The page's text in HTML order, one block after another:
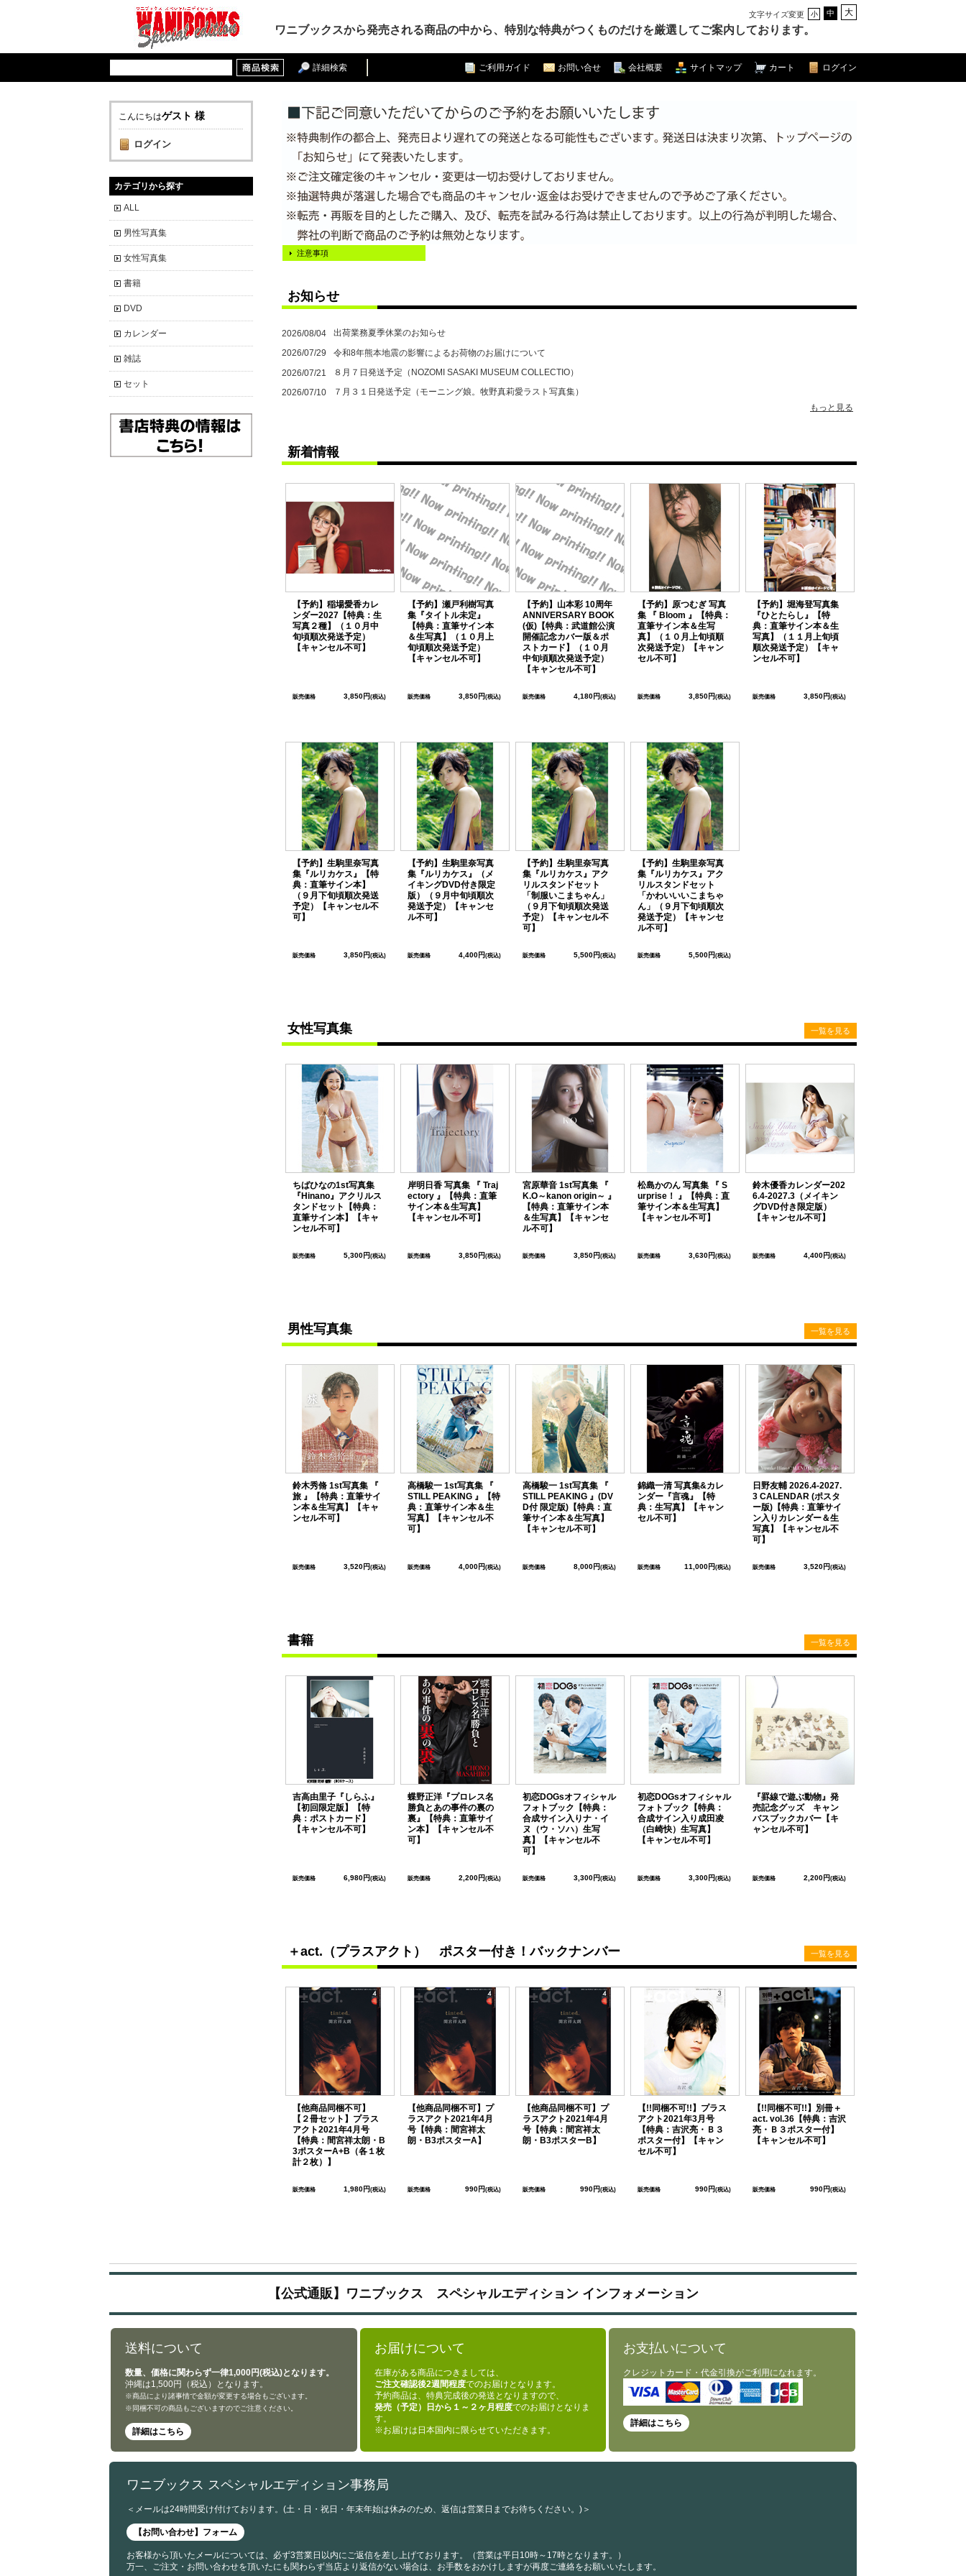
文字サイズ変更 小 中 大
ワニブックスから発売される商品の中から、特別な特典がつくものだけを厳選してご案内しております。
詳細検索 ログイン
カート
サイトマップ
会社概要
お問い合せ
ご利用ガイド
こんにちはゲスト 様
ログイン
カテゴリから探す
ALL
男性写真集
女性写真集
書籍
DVD
カレンダー
雑誌
セット
注意事項
お知らせ
2026/08/04 出荷業務夏季休業のお知らせ
2026/07/29 令和8年熊本地震の影響によるお荷物のお届けについて
2026/07/21 ８月７日発送予定（NOZOMI SASAKI MUSEUM COLLECTIO）
2026/07/10
７月３１日発送予定（モーニング娘。牧野真莉愛ラスト写真集）
もっと見る
新着情報
【予約】稲場愛香カレ
ンダー2027【特典：生
写真２種】（１０月中
旬頃順次発送予定）
【キャンセル不可】
販売価格 3,850円(税込)
【予約】瀬戸利樹写真
集『タイトル未定』
【特典：直筆サイン本
＆生写真】（１０月上
旬頃順次発送予定）
【キャンセル不可】
販売価格 3,850円(税込)
【予約】山本彩 10周年
ANNIVERSARY BOOK
(仮)【特典：武道館公演
開催記念カバー版＆ポ
ストカード】（１０月
中旬頃順次発送予定）
【キャンセル不可】
販売価格 4,180円(税込)
【予約】原つむぎ 写真
集 『 Bloom 』【特典：
直筆サイン本＆生写
真】（１０月上旬頃順
次発送予定）【キャン
セル不可】
販売価格 3,850円(税込)
【予約】堀海登写真集
『ひとたらし』【特
典：直筆サイン本＆生
写真】（１１月上旬頃
順次発送予定）【キャ
ンセル不可】
販売価格 3,850円(税込)
【予約】生駒里奈写真
集『ルリカケス』【特
典：直筆サイン本】
（９月下旬頃順次発送
予定）【キャンセル不
可】
販売価格 3,850円(税込)
【予約】生駒里奈写真
集『ルリカケス』（メ
イキングDVD付き限定
版）（９月中旬頃順次
発送予定）【キャンセ
ル不可】
販売価格 4,400円(税込)
【予約】生駒里奈写真
集『ルリカケス』アク
リルスタンドセット
「制服いこまちゃん」
（９月下旬頃順次発送
予定）【キャンセル不
可】
販売価格 5,500円(税込)
【予約】生駒里奈写真
集『ルリカケス』アク
リルスタンドセット
「かわいいいこまちゃ
ん」（９月下旬頃順次
発送予定）【キャンセ
ル不可】
販売価格 5,500円(税込)
一覧を見る
女性写真集
ちばひなの1st写真集
『Hinano』アクリルス
タンドセット【特典：
直筆サイン本】【キャ
ンセル不可】
販売価格 5,300円(税込)
岸明日香 写真集 『 Traj
ectory 』【特典：直筆
サイン本＆生写真】
【キャンセル不可】
販売価格 3,850円(税込)
宮原華音 1st写真集 『
K.O～kanon origin～ 』
【特典：直筆サイン本
＆生写真】【キャンセ
ル不可】
販売価格 3,850円(税込)
松島かのん 写真集 『 S
urprise！ 』【特典：直
筆サイン本＆生写真】
【キャンセル不可】
販売価格 3,630円(税込)
鈴木優香カレンダー202
6.4-2027.3（メイキン
グDVD付き限定版）
【キャンセル不可】
販売価格 4,400円(税込)
一覧を見る
男性写真集
鈴木秀脩 1st写真集 『
旅 』【特典：直筆サイ
ン本＆生写真】【キャ
ンセル不可】
販売価格 3,520円(税込)
高橋駿一 1st写真集 『
STILL PEAKING 』【特
典：直筆サイン本＆生
写真】【キャンセル不
可】
販売価格 4,000円(税込)
高橋駿一 1st写真集 『
STILL PEAKING 』(DV
D付 限定版)【特典：直
筆サイン本＆生写真】
【キャンセル不可】
販売価格 8,000円(税込)
錦織一清 写真集&カレ
ンダー『言魂』【特
典：生写真】【キャン
セル不可】
販売価格 11,000円(税込)
日野友輔 2026.4-2027.
3 CALENDAR (ポスタ
ー版)【特典：直筆サイ
ン入りカレンダー＆生
写真】【キャンセル不
可】
販売価格 3,520円(税込)
一覧を見る
書籍
吉高由里子『しらふ』
【初回限定版】【特
典：ポストカード】
【キャンセル不可】
販売価格 6,980円(税込)
蝶野正洋『プロレス名
勝負とあの事件の裏の
裏』【特典：直筆サイ
ン本】【キャンセル不
可】
販売価格 2,200円(税込)
初恋DOGsオフィシャル
フォトブック【特典：
合成サイン入りナ・イ
ヌ（ウ・ソハ）生写
真】【キャンセル不
可】
販売価格 3,300円(税込)
初恋DOGsオフィシャル
フォトブック【特典：
合成サイン入り成田凌
（白崎快）生写真】
【キャンセル不可】
販売価格 3,300円(税込)
『罫線で遊ぶ動物』発
売記念グッズ キャン
バスブックカバー【キ
ャンセル不可】
販売価格 2,200円(税込)
一覧を見る
＋act.（プラスアクト） ポスター付き！バックナンバー
【他商品同梱不可】
【２冊セット】プラス
アクト2021年4月号
【特典：間宮祥太朗・B
3ポスターA+B（各１枚
計２枚）】
販売価格 1,980円(税込)
【他商品同梱不可】プ
ラスアクト2021年4月
号【特典：間宮祥太
朗・B3ポスターA】
販売価格 990円(税込)
【他商品同梱不可】プ
ラスアクト2021年4月
号【特典：間宮祥太
朗・B3ポスターB】
販売価格 990円(税込)
【!!同梱不可!!】プラス
アクト2021年3月号
【特典：吉沢亮・Ｂ３
ポスター付】【キャン
セル不可】
販売価格 990円(税込)
【!!同梱不可!!】別冊＋
act. vol.36【特典：吉沢
亮・Ｂ３ポスター付】
【キャンセル不可】
販売価格 990円(税込)
【公式通販】ワニブックス スペシャルエディション インフォメーション
送料について
数量、価格に関わらず一律1,000円(税込)となります。
沖縄は1,500円（税込）となります。
※商品により諸事情で金額が変更する場合もございます。
※同梱不可の商品もございますのでご注意ください。
詳細はこちら
お届けについて
在庫がある商品につきましては、
ご注文確認後2週間程度でのお届けとなります。
予約商品は、特典完成後の発送となりますので、
発売（予定）日から１～２ヶ月程度でのお届けとなりま
す。
※お届けは日本国内に限らせていただきます。
お支払いについて
クレジットカード・代金引換がご利用になれます。
詳細はこちら
ワニブックス スペシャルエディション事務局
＜メールは24時間受け付けております。(土・日・祝日・年末年始は休みのため、返信は営業日までお待ちください。)＞
【お問い合わせ】フォーム
お客様から頂いたメールについては、必ず3営業日以内にご返信を差し上げております。（営業は平日10時～17時となります。）
万一、ご注文・お問い合わせを頂いたにも関わらず当店より返信がない場合は、お手数をおかけしますが再度ご連絡をお願いいたします。